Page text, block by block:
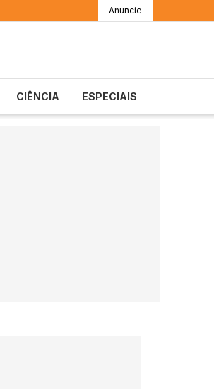
Anuncie
CIÊNCIA ESPECIAIS